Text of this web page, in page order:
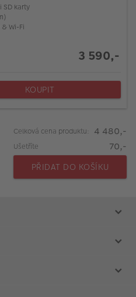
SD karty
Wi-Fi
3 590,-
KOUPIT
Celková cena produktu: 4 480,-
Ušetříte 70,-
PŘIDAT DO KOŠÍKU